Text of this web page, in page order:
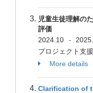
児童生徒理解の
評価
2024.10
-
プロジェクト支
More details
Clarification of